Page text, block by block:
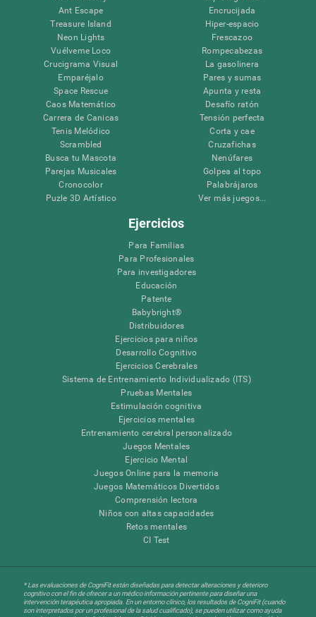
Ant Escape
Treasure Island
Neon Lights
Vuélveme Loco
Crucigrama Visual
Emparéjalo
Space Rescue
Caos Matemático
Carrera de Canicas
Tenis Melódico
Scrambled
Busca tu Mascota
Parejas Musicales
Cronocolor
Puzle 3D Artístico
Encrucijada
Hiper-espacio
Frescazoo
Rompecabezas
La gasolinera
Pares y sumas
Apunta y resta
Desafío ratón
Tensión perfecta
Corta y cae
Cruzafichas
Nenúfares
Golpea al topo
Palabrájaros
Ver más juegos...
Ejercicios
Para Familias
Para Profesionales
Para investigadores
Educación
Patente
Babybright®
Distribuidores
Ejercicios para niños
Desarrollo Cognitivo
Ejercicios Cerebrales
Sistema de Entrenamiento Individualizado (ITS)
Pruebas Mentales
Estimulación cognitiva
Ejercicios mentales
Entrenamiento cerebral personalizado
Juegos Mentales
Ejercicio Mental
Juegos Online para la memoria
Juegos Matemáticos Divertidos
Comprensión lectora
Niños con altas capacidades
Retos mentales
CI Test
* Las evaluaciones de CogniFit están diseñadas para detectar alteraciones y deterioro
cognitivo con el fin de ofrecer a un médico información pertinente para diseñar una
intervención terapéutica apropiada. En un entorno clínico, los resultados de CogniFit (cuando
son interpretados por un profesional de la salud cualificado), se pueden utilizar como ayuda